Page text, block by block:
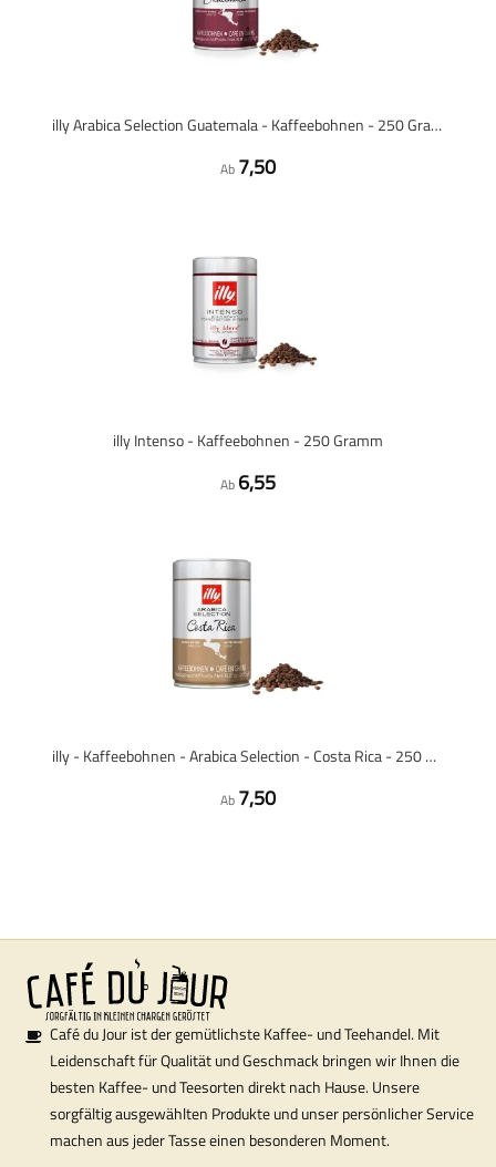
illy Arabica Selection Guatemala - Kaffeebohnen - 250 Gramm
Ab 7,50
illy Intenso - Kaffeebohnen - 250 Gramm
Ab 6,55
illy - Kaffeebohnen - Arabica Selection - Costa Rica - 250 Gramm
Ab 7,50
Café du Jour ist der gemütlichste Kaffee- und Teehandel. Mit
Leidenschaft für Qualität und Geschmack bringen wir Ihnen die
besten Kaffee- und Teesorten direkt nach Hause. Unsere
sorgfältig ausgewählten Produkte und unser persönlicher Service
machen aus jeder Tasse einen besonderen Moment.